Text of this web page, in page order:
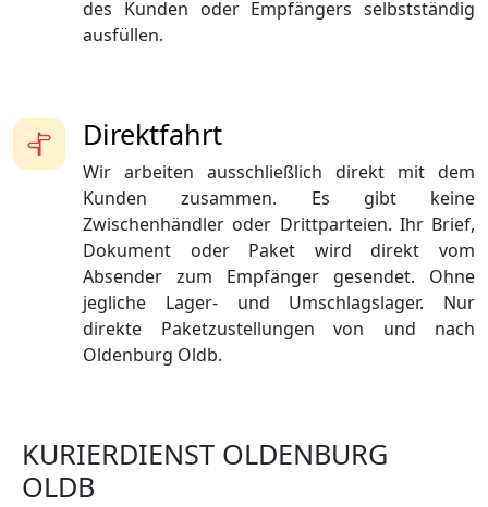
des Kunden oder Empfängers selbstständig
ausfüllen.
Direktfahrt
Wir arbeiten ausschließlich direkt mit dem
Kunden zusammen. Es gibt keine
Zwischenhändler oder Drittparteien. Ihr Brief,
Dokument oder Paket wird direkt vom
Absender zum Empfänger gesendet. Ohne
jegliche Lager- und Umschlagslager. Nur
direkte Paketzustellungen von und nach
Oldenburg Oldb.
KURIERDIENST OLDENBURG
OLDB